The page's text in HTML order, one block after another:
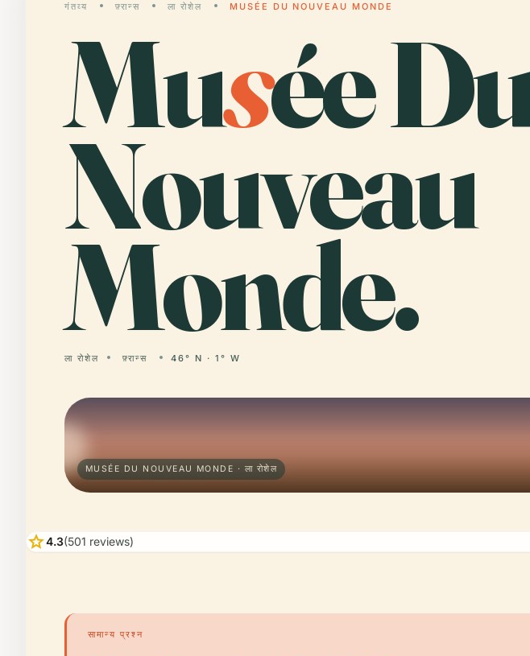
गंतव्य फ़्रान्स ला रोशेल MUSÉE DU NOUVEAU MONDE
Musée
Nouveau
Monde.
ला रोशेल फ़्रान्स 46° N · 1° W
MUSÉE DU NOUVEAU MONDE · ला रोशेल
star4.3(501 reviews)
सामान्य प्रश्न